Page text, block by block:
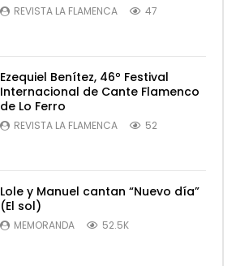
REVISTA LA FLAMENCA 47
Ezequiel Benítez, 46º Festival
Internacional de Cante Flamenco
de Lo Ferro
REVISTA LA FLAMENCA 52
Lole y Manuel cantan “Nuevo día”
(El sol)
MEMORANDA 52.5K